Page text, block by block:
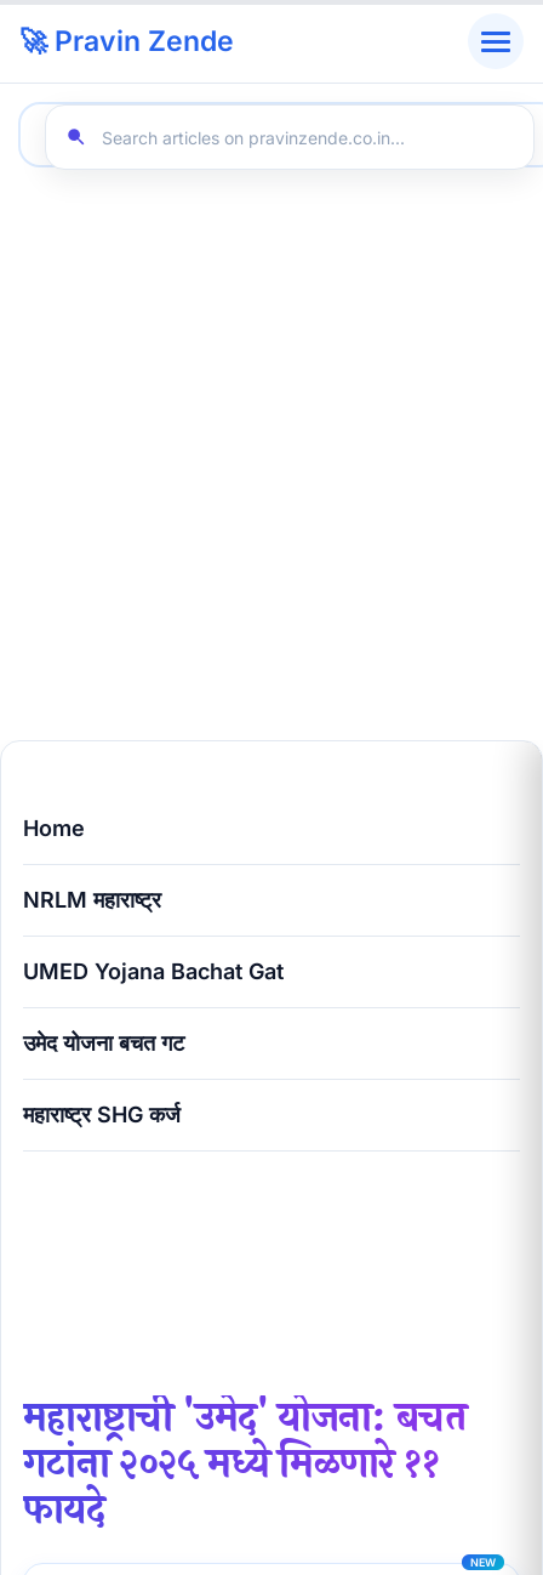
🚀 Pravin Zende
Home
NRLM महाराष्ट्र
UMED Yojana Bachat Gat
उमेद योजना बचत गट
महाराष्ट्र SHG कर्ज
महाराष्ट्राची 'उमेद' योजना: बचत
गटांना २०२५ मध्ये मिळणारे ११
फायदे